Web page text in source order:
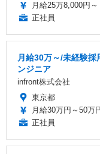
月給25万8,000円～
正社員
月給30万～/未経験
ンジニア
infront株式会社
東京都
月給30万円～50万
正社員